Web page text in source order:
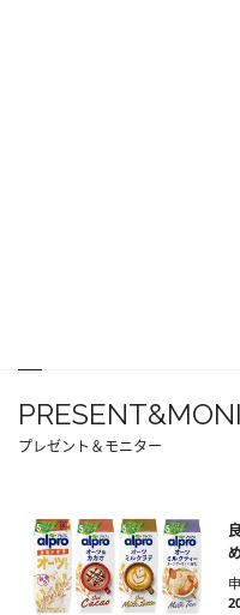
プレゼント＆モニター